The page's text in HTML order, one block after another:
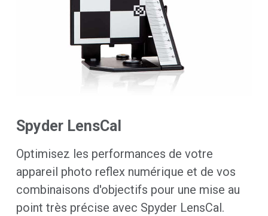
Spyder LensCal
Optimisez les performances de votre
appareil photo reflex numérique et de vos
combinaisons d'objectifs pour une mise au
point très précise avec Spyder LensCal.